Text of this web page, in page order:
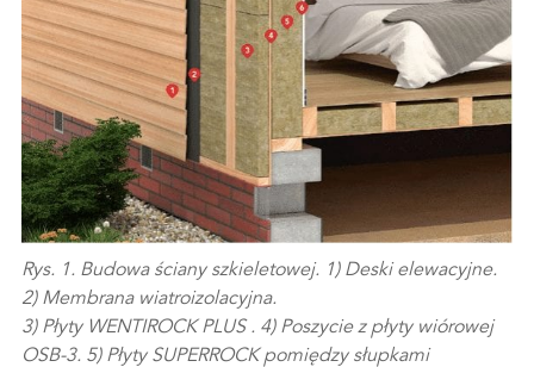
Rys. 1. Budowa ściany szkieletowej. 1) Deski elewacyjne.
2) Membrana wiatroizolacyjna.
3) Płyty WENTIROCK PLUS . 4) Poszycie z płyty wiórowej
OSB-3. 5) Płyty SUPERROCK pomiędzy słupkami